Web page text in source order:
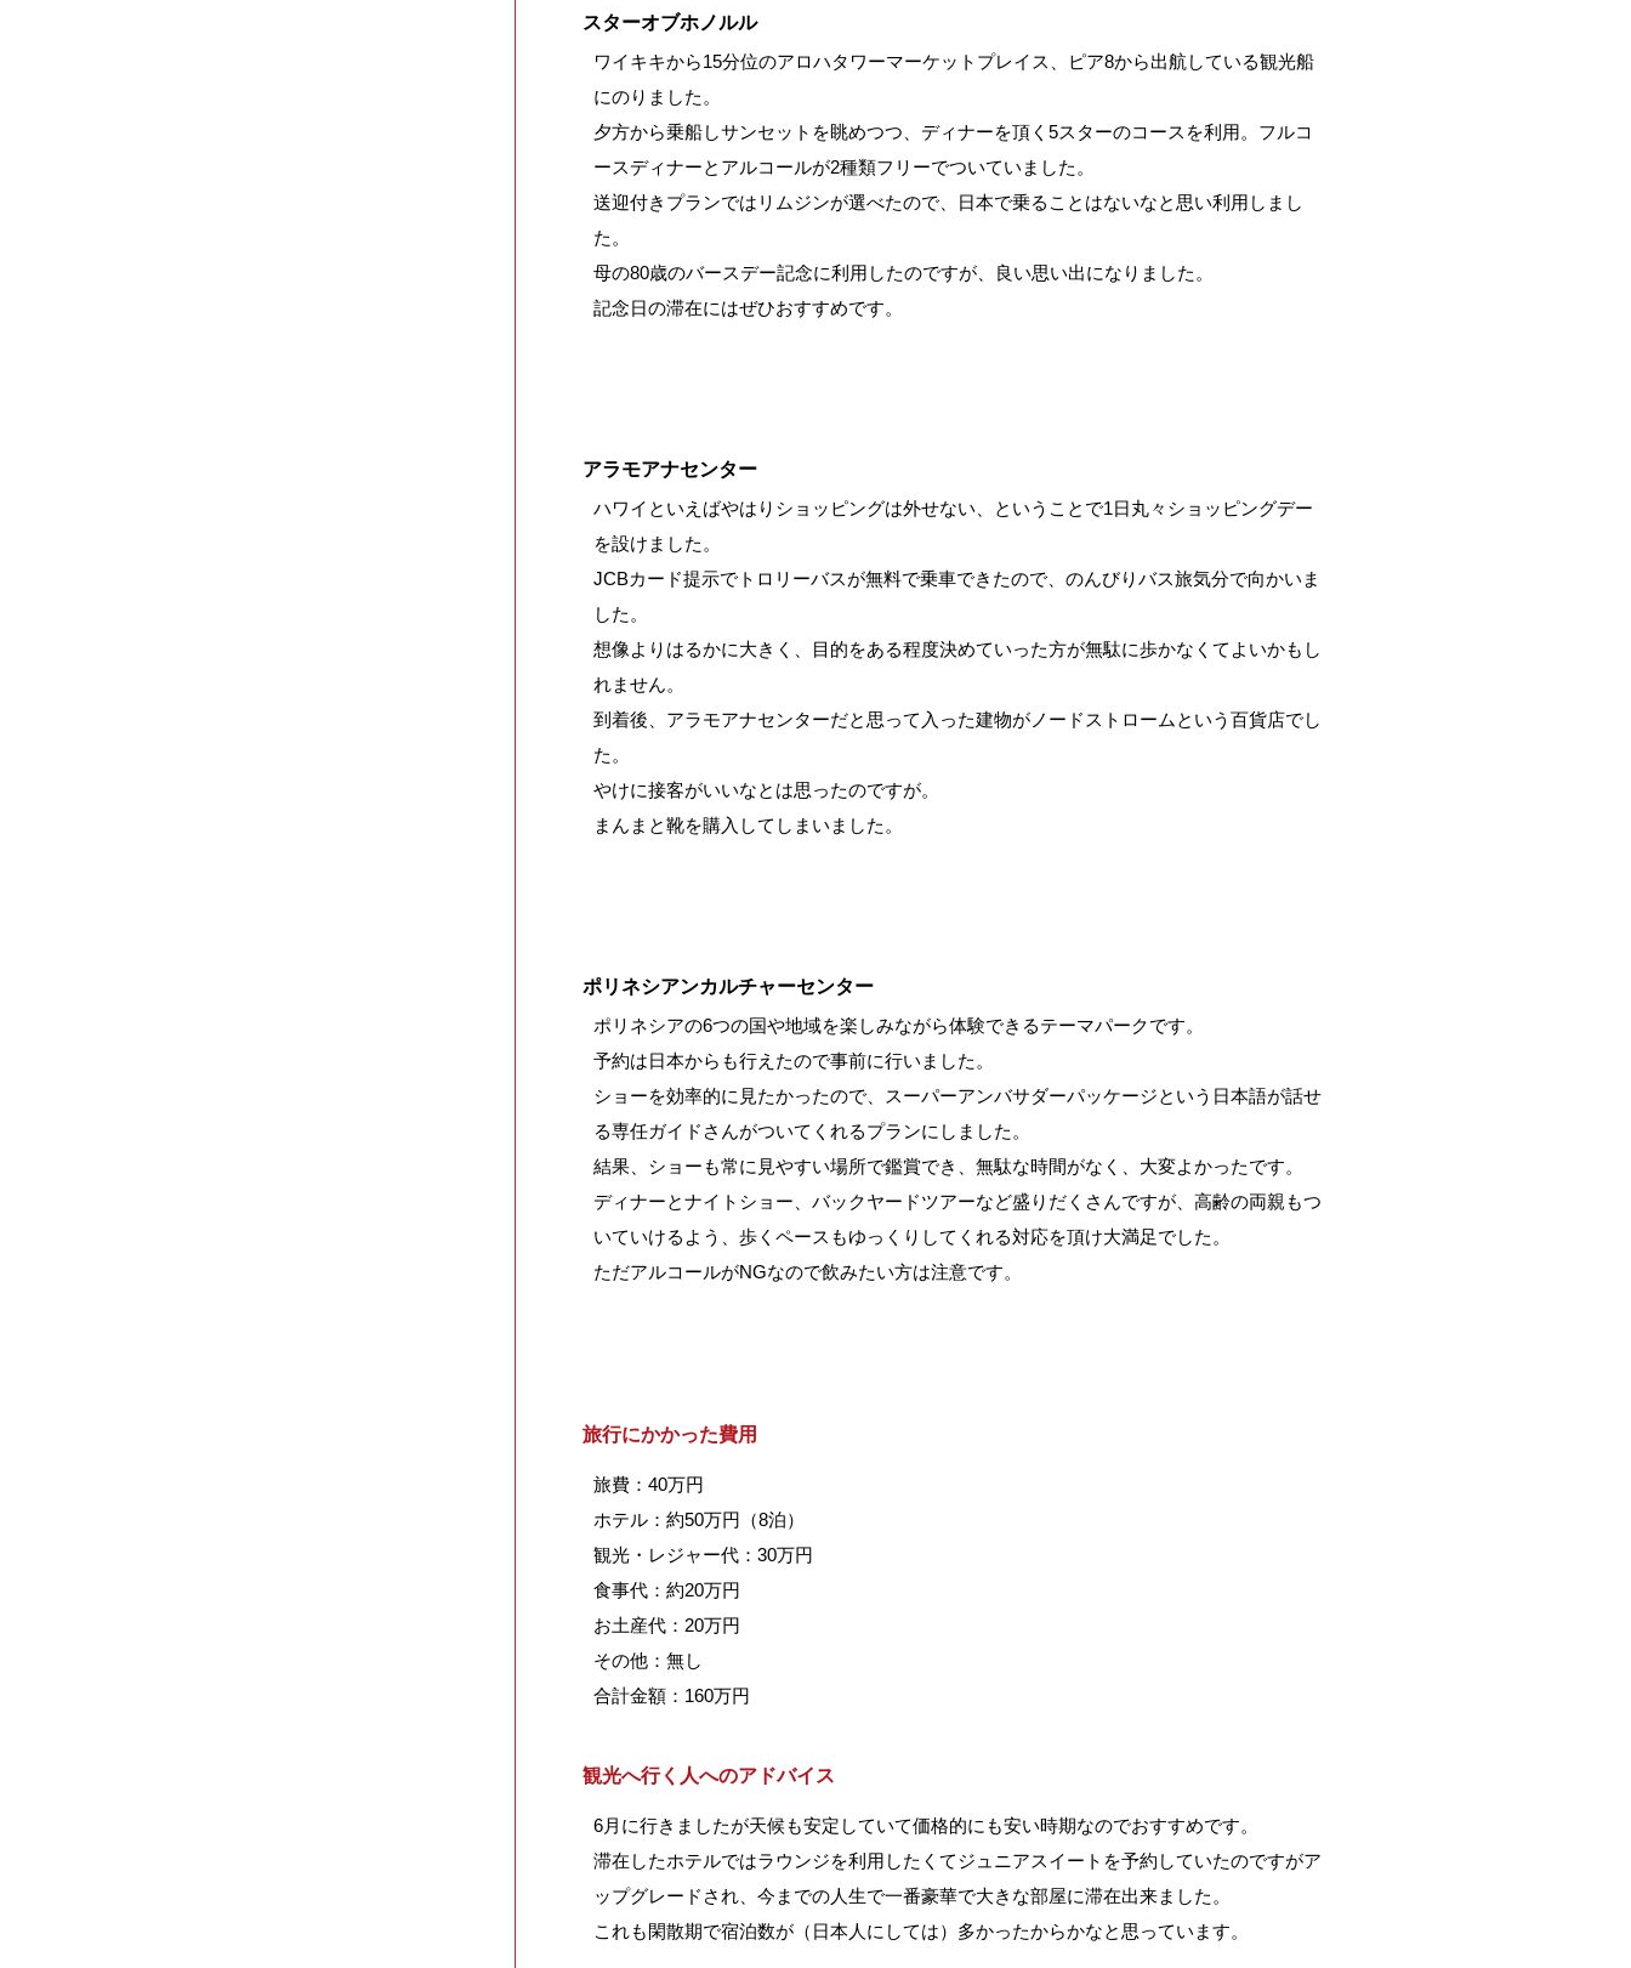
スターオブホノルル
ワイキキから15分位のアロハタワーマーケットプレイス、ピア8から出航している観光船
にのりました。
夕方から乗船しサンセットを眺めつつ、ディナーを頂く5スターのコースを利用。フルコ
ースディナーとアルコールが2種類フリーでついていました。
送迎付きプランではリムジンが選べたので、日本で乗ることはないなと思い利用しまし
た。
母の80歳のバースデー記念に利用したのですが、良い思い出になりました。
記念日の滞在にはぜひおすすめです。
アラモアナセンター
ハワイといえばやはりショッピングは外せない、ということで1日丸々ショッピングデー
を設けました。
JCBカード提示でトロリーバスが無料で乗車できたので、のんびりバス旅気分で向かいま
した。
想像よりはるかに大きく、目的をある程度決めていった方が無駄に歩かなくてよいかもし
れません。
到着後、アラモアナセンターだと思って入った建物がノードストロームという百貨店でし
た。
やけに接客がいいなとは思ったのですが。
まんまと靴を購入してしまいました。
ポリネシアンカルチャーセンター
ポリネシアの6つの国や地域を楽しみながら体験できるテーマパークです。
予約は日本からも行えたので事前に行いました。
ショーを効率的に見たかったので、スーパーアンバサダーパッケージという日本語が話せ
る専任ガイドさんがついてくれるプランにしました。
結果、ショーも常に見やすい場所で鑑賞でき、無駄な時間がなく、大変よかったです。
ディナーとナイトショー、バックヤードツアーなど盛りだくさんですが、高齢の両親もつ
いていけるよう、歩くペースもゆっくりしてくれる対応を頂け大満足でした。
ただアルコールがNGなので飲みたい方は注意です。
旅行にかかった費用
旅費：40万円
ホテル：約50万円（8泊）
観光・レジャー代：30万円
食事代：約20万円
お土産代：20万円
その他：無し
合計金額：160万円
観光へ行く人へのアドバイス
6月に行きましたが天候も安定していて価格的にも安い時期なのでおすすめです。
滞在したホテルではラウンジを利用したくてジュニアスイートを予約していたのですがア
ップグレードされ、今までの人生で一番豪華で大きな部屋に滞在出来ました。
これも閑散期で宿泊数が（日本人にしては）多かったからかなと思っています。